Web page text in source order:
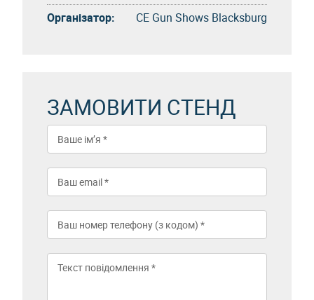
Організатор:
CE Gun Shows Blacksburg
ЗАМОВИТИ СТЕНД